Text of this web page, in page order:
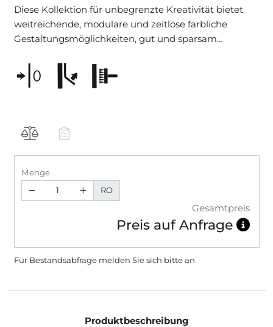
Diese Kollektion für unbegrenzte Kreativität bietet
weitreichende, modulare und zeitlose farbliche
Gestaltungsmöglichkeiten, gut und sparsam
Menge
RO
Gesamtpreis
Preis auf Anfrage
Für Bestandsabfrage melden Sie sich bittean
Produktbeschreibung